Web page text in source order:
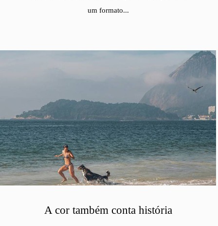
um formato...
A cor também conta história